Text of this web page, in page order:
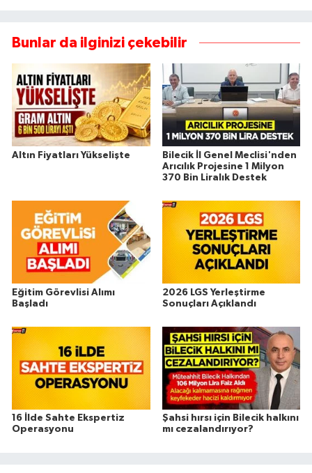
Bunlar da ilginizi çekebilir
Altın Fiyatları Yükselişte
Bilecik İl Genel Meclisi'nden
Arıcılık Projesine 1 Milyon
370 Bin Liralık Destek
Eğitim Görevlisi Alımı
Başladı
2026 LGS Yerleştirme
Sonuçları Açıklandı
16 İlde Sahte Ekspertiz
Operasyonu
Şahsi hırsı için Bilecik halkını
mı cezalandırıyor?